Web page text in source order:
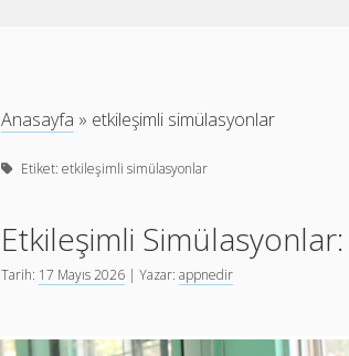
Anasayfa » etkileşimli simülasyonlar
Etiket:etkileşimli simülasyonlar
Etkileşimli
Tarih: 17 Mayıs 2026 | Yazar:appnedir